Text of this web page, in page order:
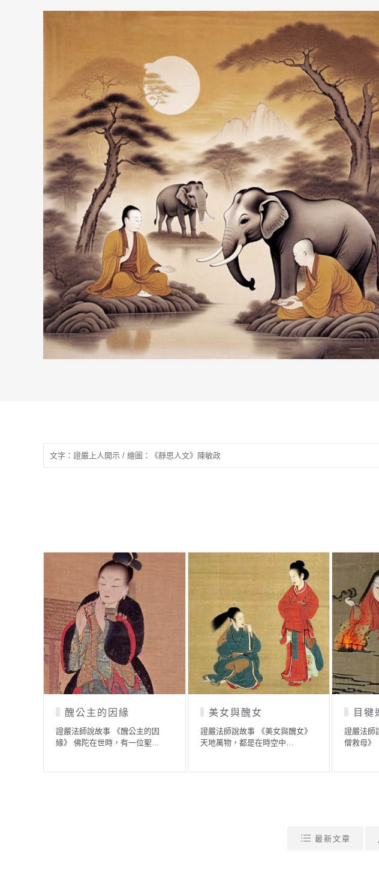
文字：證嚴上人開示 / 繪圖：《靜思人文》陳敏政
師說故事 《醜公主的因
陀在世時，有一位聖…
證嚴法師說故事 《美女與醜女》
天地萬物，都是在時空中…
目犍連尊者供僧救母
證嚴法師說故事 《目犍連尊者供
僧救母》 「神通第一」的…
最新文章